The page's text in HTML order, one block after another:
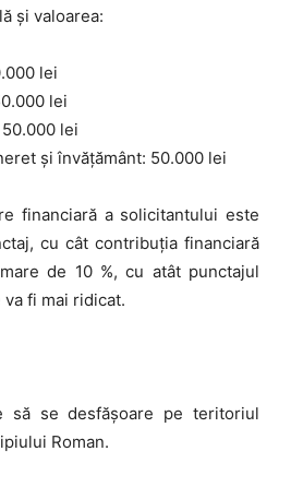
și valoarea:
lei
lei
lei
şi învăţământ: 50.000 lei
financiară a solicitantului este
cu cât contribuţia financiară
de 10 %, cu atât punctajul
fi mai ridicat.
să se desfăşoare pe teritoriul
Roman.